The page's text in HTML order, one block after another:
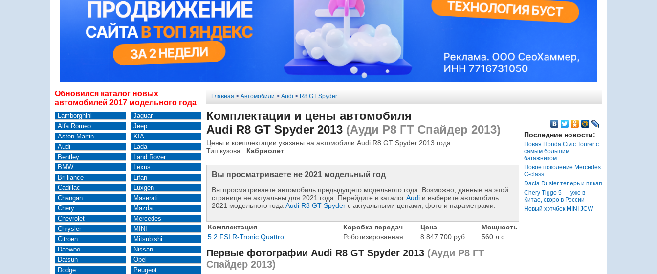
Обновился каталог новых
автомобилей 2017 модельного года
Lamborghini
Alfa Romeo
Aston Martin
Audi
Bentley
BMW
Brilliance
Cadillac
Changan
Chery
Chevrolet
Chrysler
Citroen
Daewoo
Datsun
Dodge
Jaguar
Jeep
KIA
Lada
Land Rover
Lexus
Lifan
Luxgen
Maserati
Mazda
Mercedes
MINI
Mitsubishi
Nissan
Opel
Peugeot
Главная > Автомобили > Audi > R8 GT Spyder
Комплектации и цены автомобиля
Audi R8 GT Spyder 2013(Ауди Р8 ГТ Спайдер 2013)
Цены и комплектации указаны на автомобили Audi R8 GT Spyder 2013 года.
Тип кузова : Кабриолет
Вы просматриваете не 2021 модельный год
Вы просматриваете автомобиль предыдущего модельного года. Возможно, данные на этой
странице не актуальны для 2021 года. Перейдите в каталог Audiи выберите автомобиль
2021 модельного года Audi R8 GT Spyderс актуальными ценами, фото и параметрами.
Комплектация Коробка передач Цена
Мощность
5.2 FSI R-Tronic Quattro
Роботизированная 8 847 700 руб. 560 л.с.
Первые фотографии Audi R8 GT Spyder 2013(Ауди Р8 ГТ
Спайдер 2013)
Последние новости:
Новая Honda Civic Tourer с
самым большим
багажником
Новое поколение Mercedes
C-class
Dacia Duster теперь и пикап
Chery Tiggo 5 — уже в
Китае, скоро в России
Новый хэтчбек MINI JCW